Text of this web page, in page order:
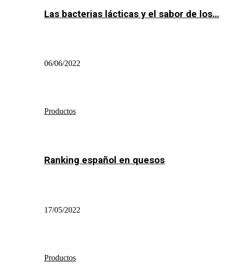
Las bacterias lácticas y el sabor de los…
06/06/2022
Productos
Ranking español en quesos
17/05/2022
Productos